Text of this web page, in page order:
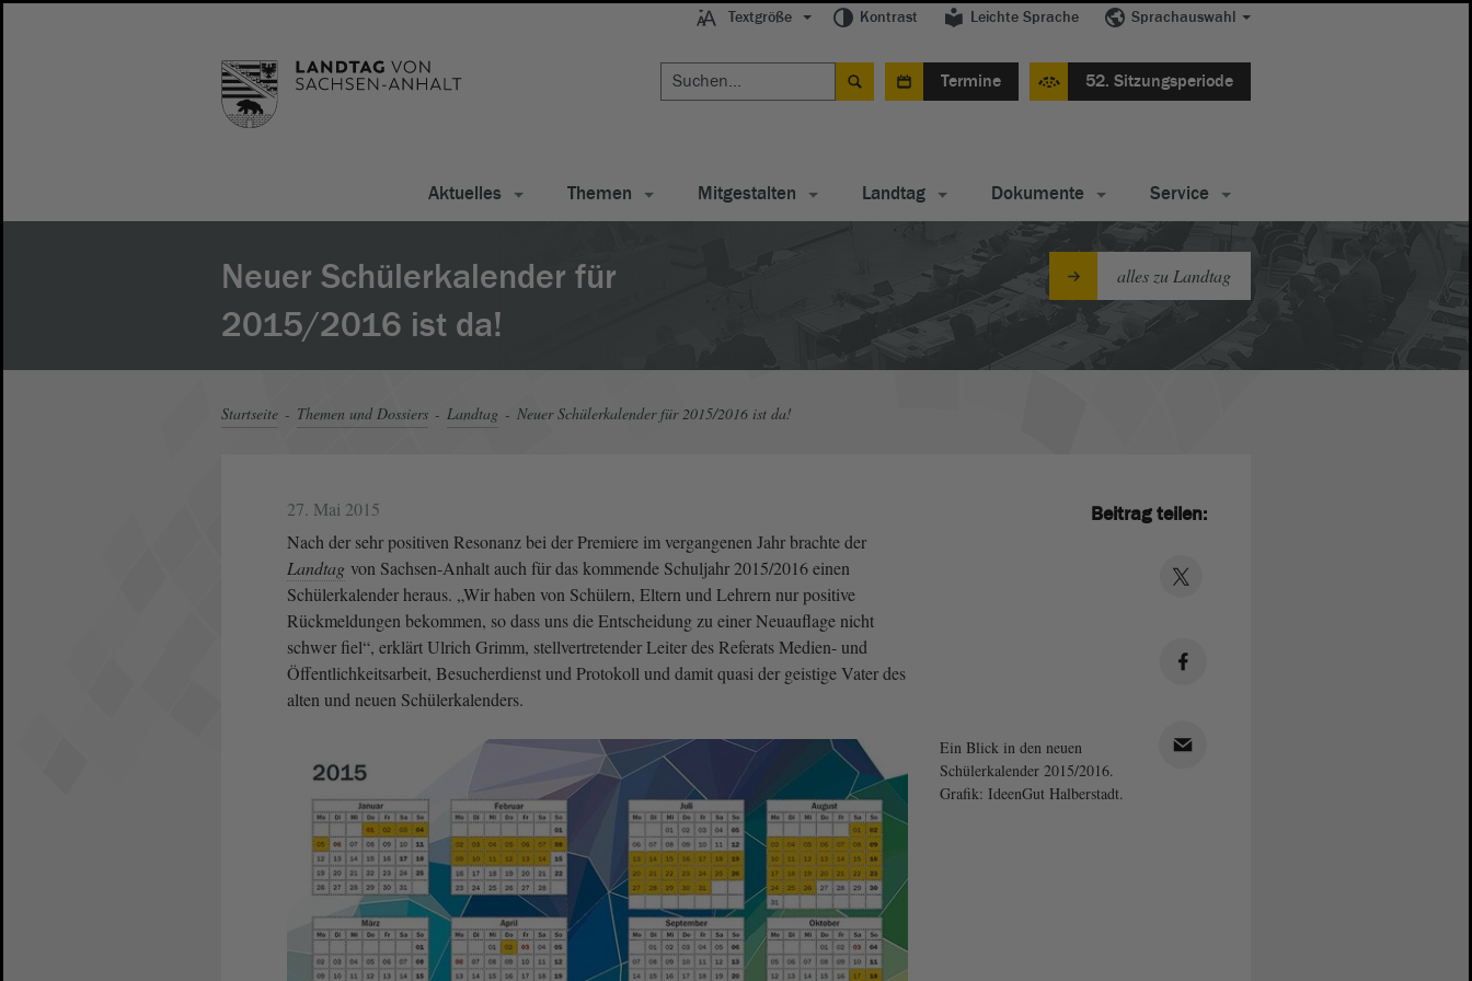
Textgröße Kontrast Leichte Sprache Sprachauswahl
Termine 52. Sitzungsperiode
Aktuelles Themen Mitgestalten Landtag Dokumente Service
Neuer Schülerkalender für
2015/2016 ist da!
alles zu Landtag
Startseite Themen und Dossiers Landtag Neuer Schülerkalender für 2015/2016 ist da!
27. Mai 2015
Nach der sehr positiven Resonanz bei der Premiere im vergangenen Jahr brachte der
Landtag von Sachsen-Anhalt auch für das kommende Schuljahr 2015/2016 einen
Schülerkalender heraus. „Wir haben von Schülern, Eltern und Lehrern nur positive
Rückmeldungen bekommen, so dass uns die Entscheidung zu einer Neuauflage nicht
schwer fiel“, erklärt Ulrich Grimm, stellvertretender Leiter des Referats Medien- und
Öffentlichkeitsarbeit, Besucherdienst und Protokoll und damit quasi der geistige Vater des
alten und neuen Schülerkalenders.
Ein Blick in den neuen
Schülerkalender 2015/2016.
Grafik: IdeenGut Halberstadt.
Beitrag teilen: